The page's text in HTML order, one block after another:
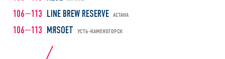
106—113 LINE BREW RESERVE АСТАНА
106—113 МЯSOEТ УСТЬ-КАМЕНОГОРСК